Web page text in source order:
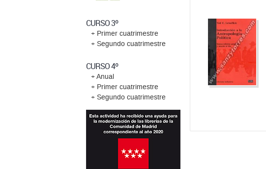
CURSO 3º
+ Primer cuatrimestre
+ Segundo cuatrimestre
CURSO 4º
+ Anual
+ Primer cuatrimestre
+ Segundo cuatrimestre